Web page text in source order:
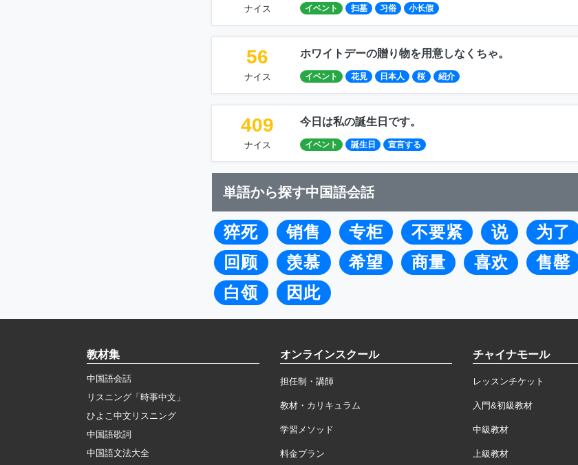
ナイス イベント 扫墓 习俗 小长假
56
ナイス
ホワイトデーの贈り物を用意しなくちゃ。
イベント 花見 日本人 桜 紹介
409
ナイス
今日は私の誕生日です。
イベント 誕生日 宣言する
単語から探す中国語会話
猝死 销售 专柜 不要紧 说 为了
回顾
羡慕 希望 商量 喜欢 售罄
白领
因此
教材集
中国語会話
リスニング「時事中文」
ひよこ中文リスニング
中国語歌詞
中国語文法大全
オンラインスクール
担任制・講師
教材・カリキュラム
学習メソッド
料金プラン
チャイナモール
レッスンチケット
入門&初級教材
中級教材
上級教材